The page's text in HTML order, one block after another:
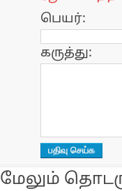
பெயர்:
கருத்து:
மேலும்